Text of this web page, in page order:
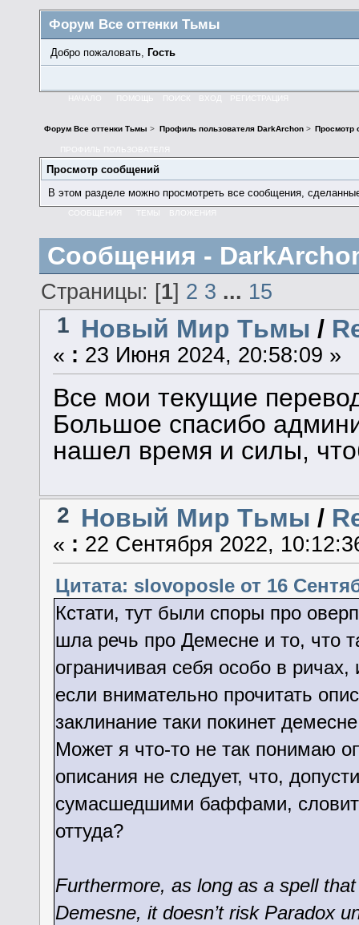
Форум Все оттенки Тьмы
Добро пожаловать, Гость
НАЧАЛО ПОМОЩЬ ПОИСК ВХОД РЕГИСТРАЦИЯ
Форум Все оттенки Тьмы > Профиль пользователя DarkArchon> Просмотр
ПРОФИЛЬ ПОЛЬЗОВАТЕЛЯ
Просмотр сообщений
В этом разделе можно просмотреть все сообщения,
СООБЩЕНИЯ ТЕМЫ ВЛОЖЕНИЯ
Сообщения -
Страницы: [1] 2 3 ... 15
1 Новый Мир Тьмы /
« : 23 Июня 2024, 20:58:09 »
Все мои текущие
Большое спасибо
нашел время и силы,
2 Новый Мир Тьмы /
« : 22 Сентября 2022,
Цитата: slovoposle от 16
Кстати, тут были споры про
шла речь про Демесне и то, что
ограничивая себя особо в ричах,
если внимательно прочитать
заклинание таки покинет
Может я что-то не так понимаю
описания не следует, что,
сумасшедшими баффами, словит
оттуда?
Furthermore, as long as a spell
Demesne, it doesn’t risk Paradox